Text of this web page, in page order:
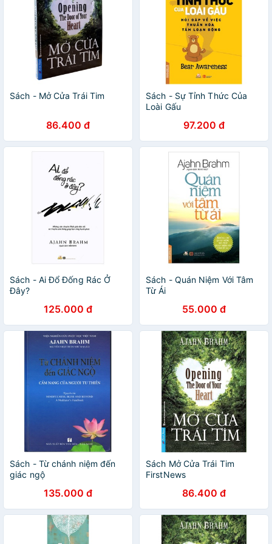
Sách - Mở Cửa Trái Tim
86.400 đ
Sách - Sự Tỉnh Thức Của
Loài Gấu
97.200 đ
Sách - Ai Đổ Đống Rác Ở
Đây?
125.000 đ
Sách - Quán Niệm Với Tâm
Từ Ái
55.000 đ
Sách - Từ chánh niệm đến
giác ngộ
135.000 đ
Sách Mở Cửa Trái Tim
FirstNews
86.400 đ